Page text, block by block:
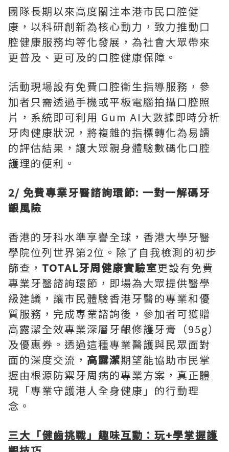
團隊長期以來高度關注本港市民口腔健
康，以科研創新為核心動力，致力推動口
腔健康服務均等化發展，為社會大眾帶來
更普及、更可及的口腔健康保障。
活動現場設有免費口腔衛生指導服務，參
加者只需透過手機或平板電腦拍攝口腔照
片，系統即可利用 Gum AI大數據即時分析
牙肉健康狀況，將複雜的指標轉化為易讀
的評估結果，讓大眾親身體驗數碼化口腔
護理的便利。
2/ 免費專業牙醫諮詢環節: 一對一解碼牙
齦風險
香港的牙科水準享譽全球，香港大學牙醫
學院位列世界第2位。除了自我檢測的初步
篩查， TOTAL牙周健康實驗室更設有免費
專業牙醫諮詢環節，即場為大眾提供醫學
級建議，讓市民體驗香港牙醫的專業和優
質服務，完成專業諮詢後，參加者可獲贈
高露潔全效專業深層牙齦修護牙膏（95g）
及優惠券。透過這種專業醫護與民眾面對
面的深度交流， 高露潔期望能協助市民掌
握由根源防禦牙周病的專業方案，真正體
現「專業守護港人全身健康」的行動理
念。
三大「健齒挑戰」趣味互動：玩+學掌握護